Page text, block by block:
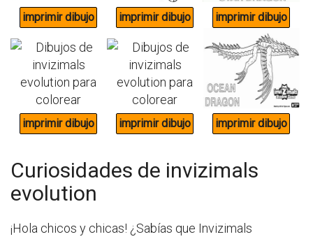
Curiosidades de invizimals
evolution
¡Hola chicos y chicas! ¿Sabías que Invizimals